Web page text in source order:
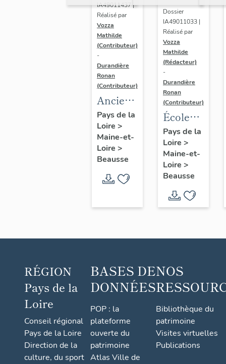
IA49011437 |
Réalisé par
Vozza
Mathilde
(Contributeur)
-
Durandière
Ronan
(Contributeur)
Ancien
logement
de
contremaître
de
l'usine
de
Pasquier
et Cie
Pays de la
Loire >
Maine-et-
Loire >
Beausse
Dossier
IA49011033 |
Réalisé par
Vozza
Mathilde
(Rédacteur)
-
Durandière
Ronan
(Contributeur)
École
publique
de filles
Pays de la
Loire >
Maine-et-
Loire >
Beausse
RÉGION
Pays de la
Loire
Conseil régional
Pays de la Loire
Direction de la
culture, du sport
BASES DE
DONNÉES
POP : la
plateforme
ouverte du
patrimoine
Atlas Ville de
NOS
Bibliothèque du
patrimoine
Visites virtuelles
Publications